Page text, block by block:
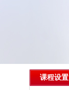
课程设置